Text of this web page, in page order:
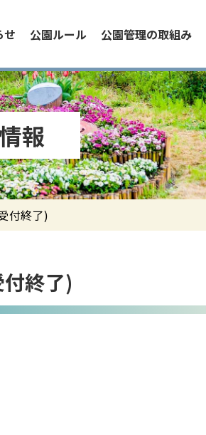
せ 公園ルール 公園管理の取組み
報
付終了)
終了)